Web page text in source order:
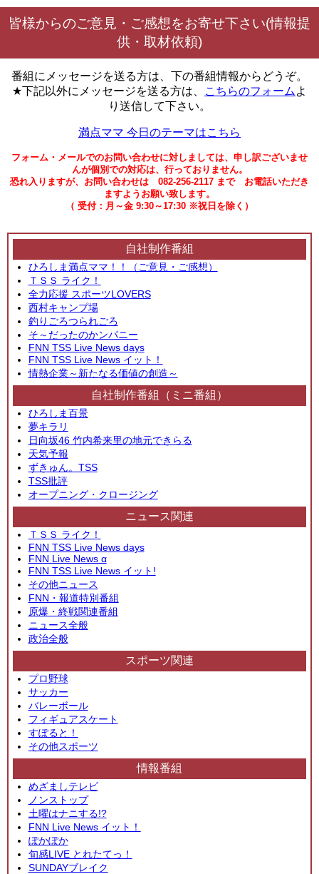
皆様からのご意見・ご感想をお寄せ下さい(情報提
供・取材依頼)
番組にメッセージを送る方は、下の番組情報からどうぞ。
★下記以外にメッセージを送る方は、
こちらのフォーム よ
り送信して下さい。
満点ママ 今日のテーマはこちら
フォーム・メールでのお問い合わせに対しましては、申し訳ございませ
んが個別での対応は、行っておりません。
恐れ入りますが、お問い合わせは 082-256-2117 まで お電話いただき
ますようお願い致します。
（ 受付：月～金 9:30～17:30 ※祝日を除く）
自社制作番組
ひろしま満点ママ！！（ご意見・ご感想）
ＴＳＳ ライク！
全力応援 スポーツLOVERS
西村キャンプ場
釣りごろつられごろ
そ～だったのかンパニー
FNN TSS Live News days
FNN TSS Live News イット！
情熱企業～新たなる価値の創造～
自社制作番組（ミニ番組）
ひろしま百景
夢キラリ
日向坂46 竹内希来里の地元できらる
天気予報
ずきゅん。TSS
TSS批評
オープニング・クロージング
ニュース関連
ＴＳＳ ライク！
FNN TSS Live News days
FNN Live News α
FNN TSS Live News イット!
その他ニュース
FNN・報道特別番組
原爆・終戦関連番組
ニュース全般
政治全般
スポーツ関連
プロ野球
サッカー
バレーボール
フィギュアスケート
すぽると！
その他スポーツ
情報番組
めざましテレビ
ノンストップ
土曜はナニする!?
FNN Live News イット！
ぽかぽか
旬感LIVE とれたてっ！
SUNDAYブレイク